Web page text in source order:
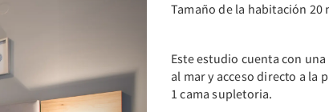
Tamaño de la habitación 20
Este estudio cuenta con
al mar y acceso directo a la
1 cama supletoria.